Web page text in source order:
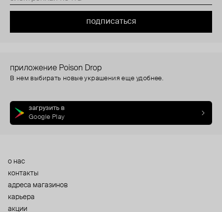
подписаться
приложение Poison Drop
В нем выбирать новые украшения еще удобнее.
загрузить в
Google Play
о нас
контакты
адреса магазинов
карьера
акции